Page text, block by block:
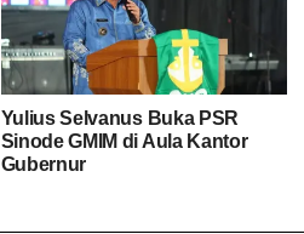
Yulius Selvanus Buka PSR
Sinode GMIM di Aula Kantor
Gubernur